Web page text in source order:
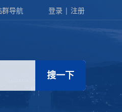
群导航 登录 | 注册